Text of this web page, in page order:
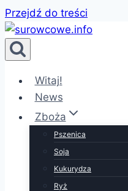
Przejdź do treści
Witaj!
News
Zboża
Pszenica
Soja
Kukurydza
Ryż